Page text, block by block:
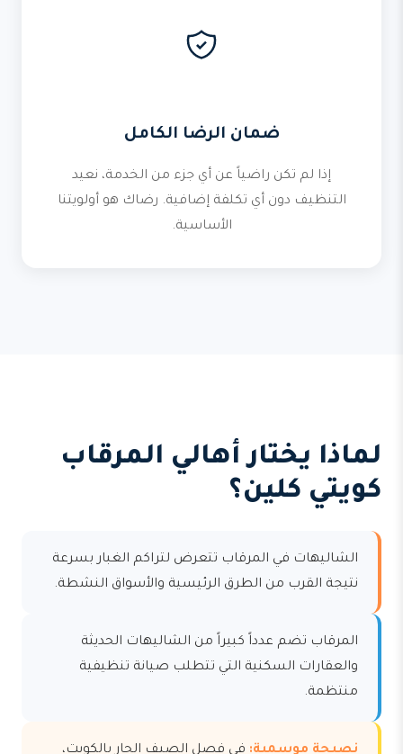
ضمان الرضا الكامل
إذا لم تكن راضياً عن أي جزء من الخدمة، نعيد
التنظيف دون أي تكلفة إضافية. رضاك هو أولويتنا
الأساسية.
لماذا يختار أهالي المرقاب
كويتي كلين؟
الشاليهات في المرقاب تتعرض لتراكم الغبار بسرعة
نتيجة القرب من الطرق الرئيسية والأسواق النشطة.
المرقاب تضم عدداً كبيراً من الشاليهات الحديثة
والعقارات السكنية التي تتطلب صيانة تنظيفية
منتظمة.
نصيحة موسمية: في فصل الصيف الحار بالكويت،